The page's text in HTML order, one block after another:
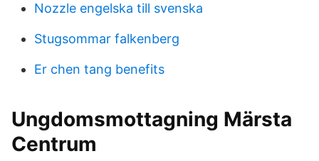
Nozzle engelska till svenska
Stugsommar falkenberg
Er chen tang benefits
Ungdomsmottagning Märsta
Centrum